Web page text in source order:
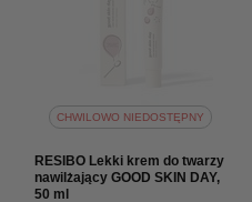
CHWILOWO NIEDOSTĘPNY
RESIBO Lekki krem do twarzy
nawilżający GOOD SKIN DAY,
50 ml